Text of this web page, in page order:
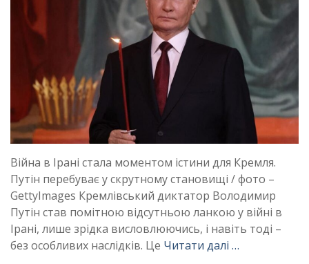
Війна в Ірані стала моментом істини для Кремля.
Путін перебуває у скрутному становищі / фото –
GettyImages Кремлівський диктатор Володимир
Путін став помітною відсутньою ланкою у війні в
Ірані, лише зрідка висловлюючись, і навіть тоді –
без особливих наслідків. Це Читати далі …